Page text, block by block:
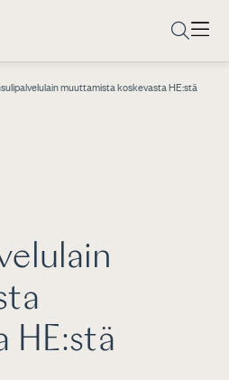
muuttamista koskevasta HE:stä
HE:stä